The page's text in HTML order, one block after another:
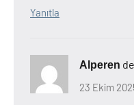
Yanıtla
Alperen
23 Ekim